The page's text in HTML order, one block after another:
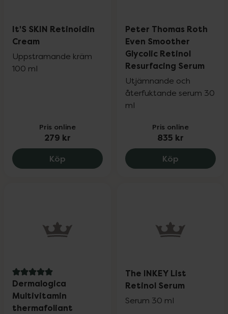
It'S SKIN Retinoidin
Cream
Uppstramande kräm
100 ml
Pris online
279 kr
Köp It'S SKIN Retinoidin Cream, 279 kr.
Peter Thomas Roth
Even Smoother
Glycolic Retinol
Resurfacing Serum
Utjämnande och
återfuktande serum 30
ml
Pris online
835 kr
Köp Peter
5 av 5 i omdöme
Dermalogica
Multivitamin
thermafoliant
The INKEY List
Retinol Serum
Serum 30 ml